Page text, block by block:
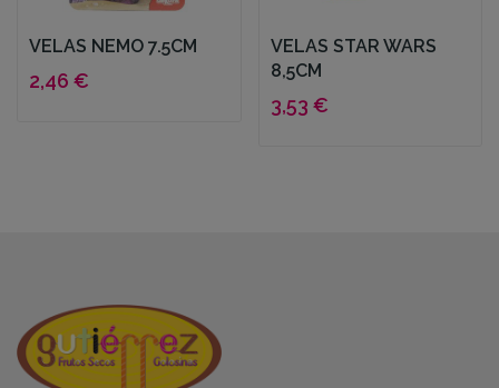
VELAS NEMO 7.5CM
2,46 €
VELAS STAR WARS
8,5CM
3,53 €